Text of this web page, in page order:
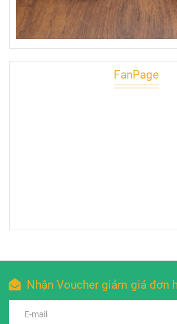
FanPage
Nhận Voucher giảm giá đơn